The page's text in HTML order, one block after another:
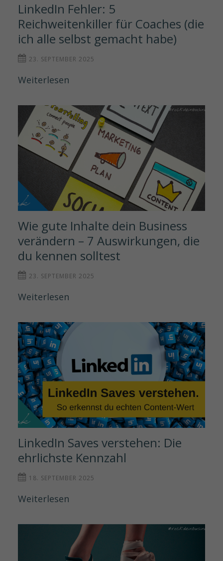
LinkedIn Fehler: 5
Reichweitenkiller für Coaches (die
ich alle selbst gemacht habe)
23. SEPTEMBER 2025
Weiterlesen
Wie gute Inhalte dein Business
verändern – 7 Auswirkungen, die
du kennen solltest
23. SEPTEMBER 2025
Weiterlesen
LinkedIn Saves verstehen: Die
ehrlichste Kennzahl
18. SEPTEMBER 2025
Weiterlesen